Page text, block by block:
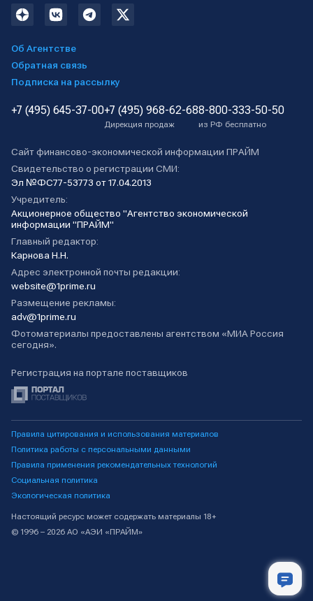
Об Агентстве
Обратная связь
Подписка на рассылку
+7 (495) 645-37-00+7 (495) 968-62-68
Дирекция продаж
8-800-333-50-50
из РФ бесплатно
Сайт финансово-экономической информации ПРАЙМ
Свидетельство о регистрации СМИ:
Эл №ФС77-53773 от 17.04.2013
Учредитель:
Акционерное общество "Агентство экономической
информации "ПРАЙМ"
Главный редактор:
Карнова Н.Н.
Адрес электронной почты редакции:
website@1prime.ru
Размещение рекламы:
adv@1prime.ru
Фотоматериалы предоставлены агентством «МИА Россия
сегодня».
Регистрация на портале поставщиков
Правила цитирования и использования материалов
Политика работы с персональными данными
Правила применения рекомендательных технологий
Социальная политика
Экологическая политика
Настоящий ресурс может содержать материалы 18+
© 1996 – 2026 АО «АЭИ «ПРАЙМ»